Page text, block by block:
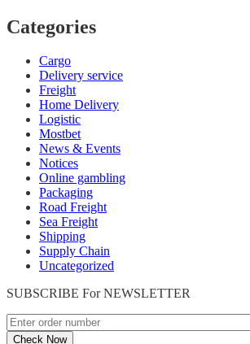
Categories
Cargo
Delivery service
Freight
Home Delivery
Logistic
Mostbet
News & Events
Notices
Online gambling
Packaging
Road Freight
Sea Freight
Shipping
Supply Chain
Uncategorized
SUBSCRIBE ForNEWSLETTER